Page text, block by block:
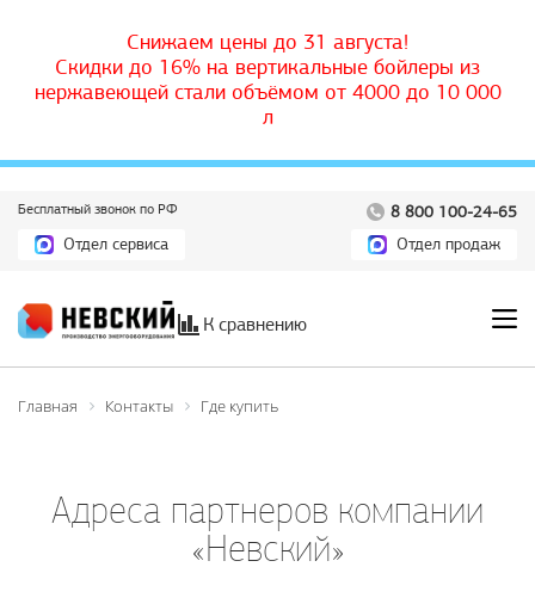
Снижаем цены до 31 августа!
Скидки до 16% на вертикальные бойлеры из
нержавеющей стали объёмом от 4000 до 10 000
л
Бесплатный звонок по РФ
8 800 100-24-65
Отдел сервиса
Отдел продаж
К сравнению
Главная Контакты Где купить
Адреса партнеров компании
«Невский»